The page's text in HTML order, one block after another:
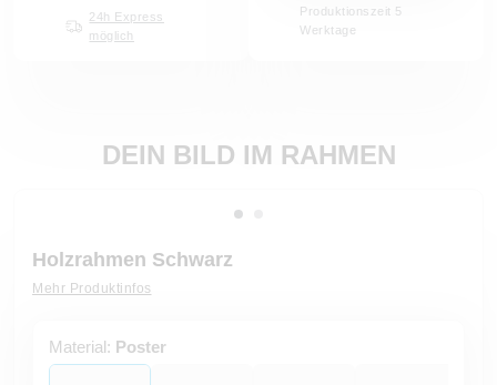
24h Express
möglich
Produktionszeit 5
Werktage
DEIN BILD IM RAHMEN
Holzrahmen Schwarz
Mehr Produktinfos
Material: Poster